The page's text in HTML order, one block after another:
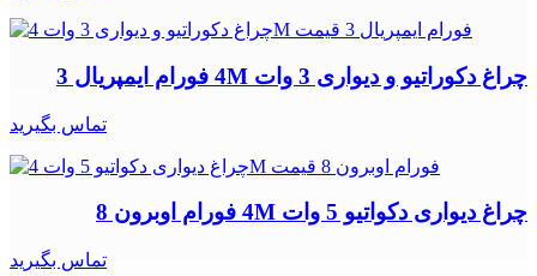
چراغ دکوراتیو و دیواری 3 وات 4M فورام ایمپریال 3
تماس بگیرید
چراغ دیواری دکواتیو 5 وات 4M فورام اوبرون 8
تماس بگیرید